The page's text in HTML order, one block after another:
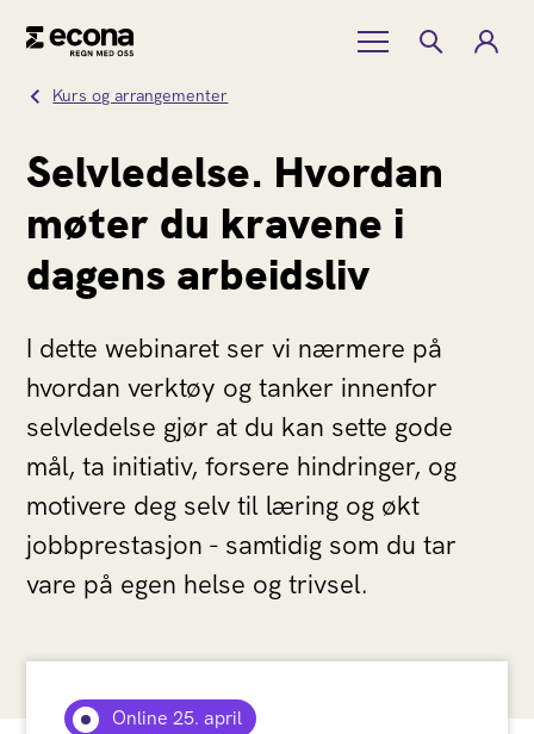
Kurs og arrangementer
Selvledelse. Hvordan
møter du kravene i
dagens arbeidsliv
I dette webinaret ser vi nærmere på
hvordan verktøy og tanker innenfor
selvledelse gjør at du kan sette gode
mål, ta initiativ, forsere hindringer, og
motivere deg selv til læring og økt
jobbprestasjon - samtidig som du tar
vare på egen helse og trivsel.
Online 25. april